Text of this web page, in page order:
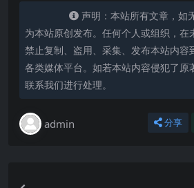
声明：本站所有文章，如
为本站原创发布。任何个人或组织，在
禁止复制、盗用、采集、发布本站内容
各类媒体平台。如若本站内容侵犯了原
联系我们进行处理。
admin 分享